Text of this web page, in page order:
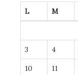
L M
3 4
10 11